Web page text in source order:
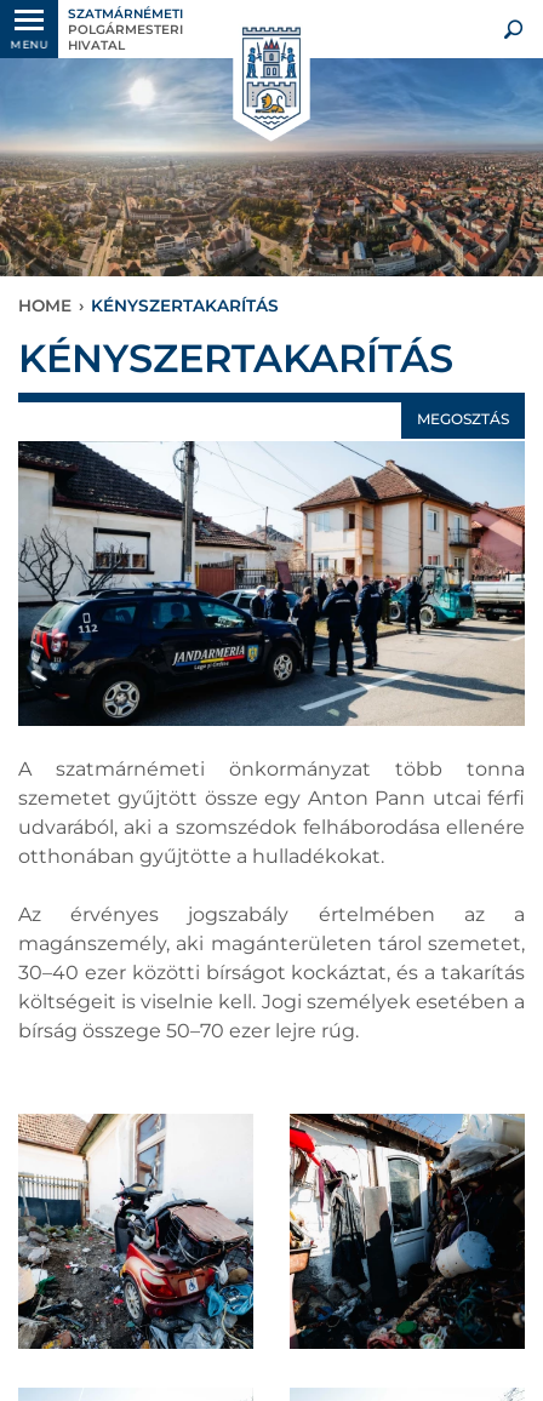
MENU
SZATMÁRNÉMETI
POLGÁRMESTERI
HIVATAL
HOME › KÉNYSZERTAKARÍTÁS
KÉNYSZERTAKARÍTÁS
MEGOSZTÁS
A szatmárnémeti önkormányzat több tonna
szemetet gyűjtött össze egy Anton Pann utcai férfi
udvarából, aki a szomszédok felháborodása ellenére
otthonában gyűjtötte a hulladékokat.
Az érvényes jogszabály értelmében az a
magánszemély, aki magánterületen tárol szemetet,
30–40 ezer közötti bírságot kockáztat, és a takarítás
költségeit is viselnie kell. Jogi személyek esetében a
bírság összege 50–70 ezer lejre rúg.